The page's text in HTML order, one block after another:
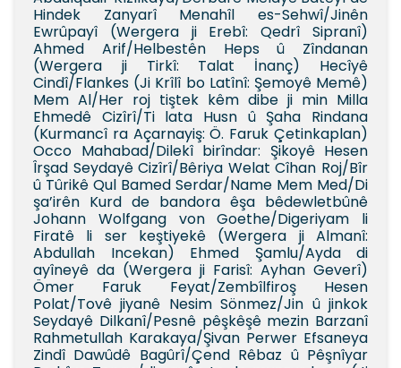
Hindek Zanyarî Menahîl es-Sehwî/Jinên
Ewrûpayî (Wergera ji Erebî: Qedrî Sipranî)
Ahmed Arif/Helbestên Heps û Zîndanan
(Wergera ji Tirkî: Talat İnanç) Hecîyê
Cindî/Flankes (Ji Krîlî bo Latînî: Şemoyê Memê)
Mem Al/Her roj tiştek kêm dibe ji min Milla
Ehmedê Cizîrî/Ti lata Husn û Şaha Rindana
(Kurmancî ra Açarnayiş: Ö. Faruk Çetinkaplan)
Occo Mahabad/Dilekî birîndar: Şikoyê Hesen
Îrşad Seydayê Cizîrî/Bêriya Welat Cîhan Roj/Bîr
û Tûrikê Qul Bamed Serdar/Name Mem Med/Di
şa’irên Kurd de bandora êşa bêdewletbûnê
Johann Wolfgang von Goethe/Digeriyam li
Firatê li ser keştiyekê (Wergera ji Almanî:
Abdullah Incekan) Ehmed Şamlu/Ayda di
ayîneyê da (Wergera ji Farisî: Ayhan Geverî)
Ömer Faruk Feyat/Zembîlfiroş Hesen
Polat/Tovê jiyanê Nesim Sönmez/Jin û jinkok
Seydayê Dilkanî/Pesnê pêşkêşê mezin Barzanî
Rahmetullah Karakaya/Şivan Perwer Efsaneya
Zindî Dawûdê Bagûrî/Çend Rêbaz û Pêşnîyar